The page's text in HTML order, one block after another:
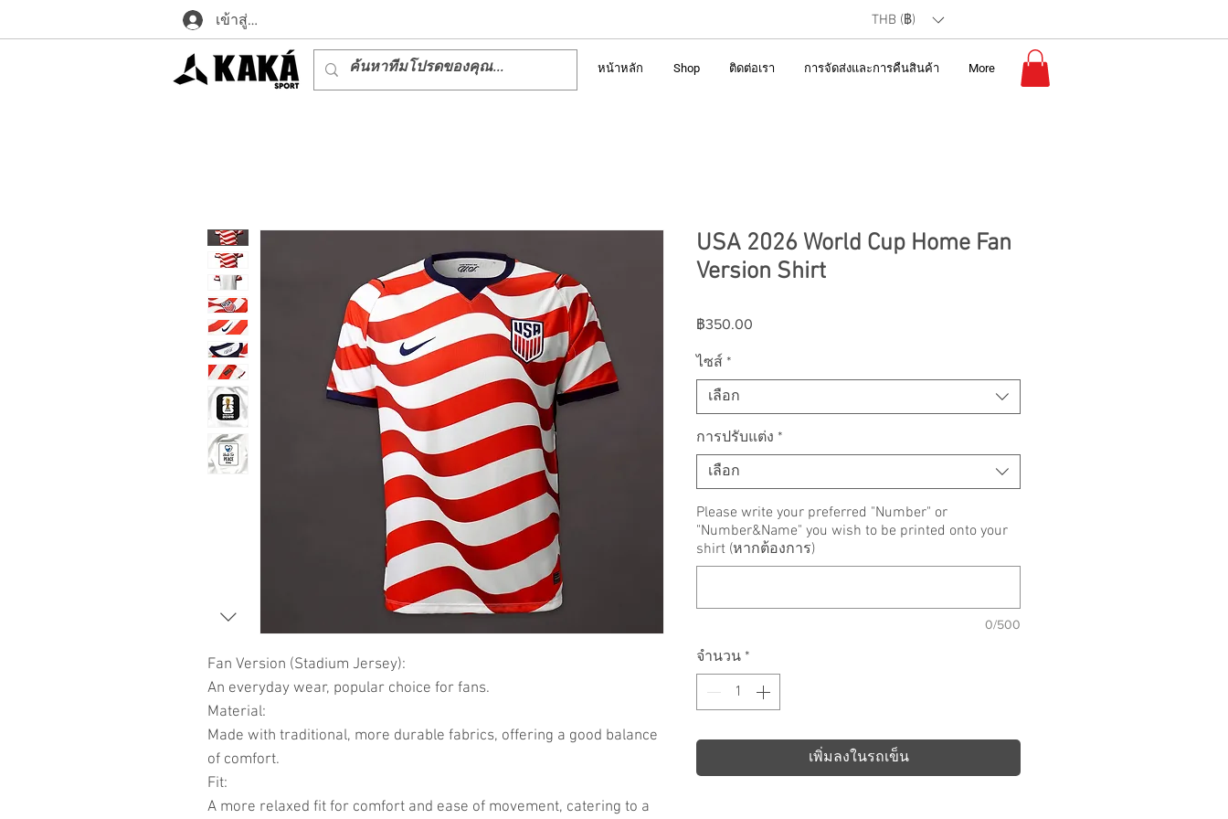
เข้าสู่ระบบ THB (฿)
หน้าหลัก Shop ติดต่อเรา การจัดส่งและการคืนสินค้า More
Fan Version (Stadium Jersey):
An everyday wear, popular choice for fans.
Material:
Made with traditional, more durable fabrics, offering a good balance
of comfort.
Fit:
A more relaxed fit for comfort and ease of movement, catering to a
USA 2026 World Cup Home Fan
Version Shirt
฿350.00
ไซส์ *
เลือก
การปรับแต่ง *
เลือก
Please write your preferred "Number" or
"Number&Name" you wish to be printed onto your
shirt (หากต้องการ)
0/500
จำนวน *
เพิ่มลงในรถเข็น